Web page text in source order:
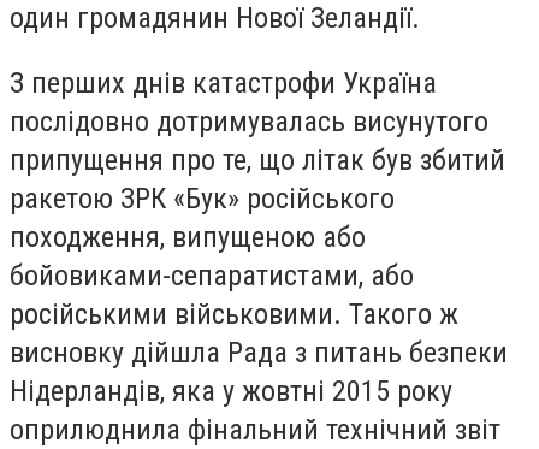
один громадянин Нової Зеландії.
З перших днів катастрофи Україна
послідовно дотримувалась висунутого
припущення про те, що літак був збитий
ракетою ЗРК «Бук» російського
походження, випущеною або
бойовиками-сепаратистами, або
російськими військовими. Такого ж
висновку дійшла Рада з питань безпеки
Нідерландів, яка у жовтні 2015 року
оприлюднила фінальний технічний звіт